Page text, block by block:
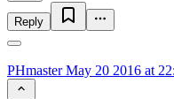
Reply
PHmasterMay 20 2016 at